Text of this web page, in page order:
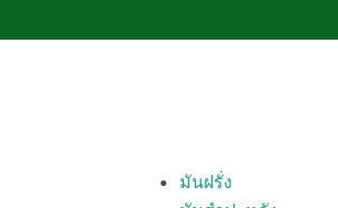
มันฝรั่ง